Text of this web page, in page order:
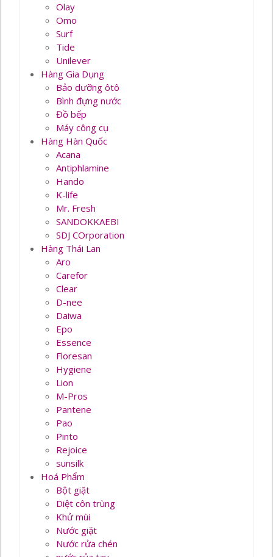
Olay
Omo
Surf
Tide
Unilever
Hàng Gia Dụng
Bảo dưỡng ôtô
Bình đựng nước
Đồ bếp
Máy công cụ
Hàng Hàn Quốc
Acana
Antiphlamine
Hando
K-life
Mr. Fresh
SANDOKKAEBI
SDJ COrporation
Hàng Thái Lan
Aro
Carefor
Clear
D-nee
Daiwa
Epo
Essence
Floresan
Hygiene
Lion
M-Pros
Pantene
Pao
Pinto
Rejoice
sunsilk
Hoá Phẩm
Bột giặt
Diệt côn trùng
Khử mùi
Nước giặt
Nước rửa chén